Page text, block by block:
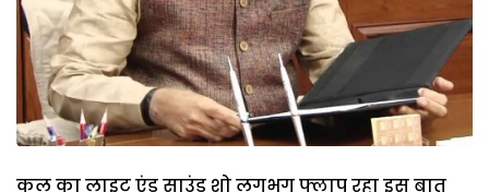
कल का लाइट एंड साउंड शो लगभग फ्लाप रहा इस बात